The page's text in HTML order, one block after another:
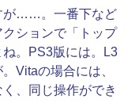
が……。一番下など
ションで「トップ
。PS3版には。L3
Vitaの場合には、
、同じ操作ができ